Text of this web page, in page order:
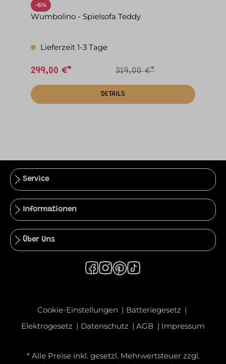
-6%
Wumbolino - Spielsofa Teddy
Lieferzeit 1-3 Tage
299,00 €* 319,00 €*
DETAILS
Service
Informationen
Über Uns
Cookie-Einstellungen
Batteriegesetz
Elektrogesetz
Datenschutz AGB Impressum
* Alle Preise inkl. gesetzl. Mehrwertsteuer zzgl.